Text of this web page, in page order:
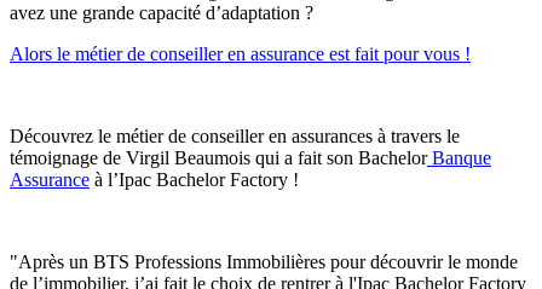
avez une grande capacité d’adaptation ?
Alors le métier de conseiller en assurance est fait pour vous !
Découvrez le métier de conseiller en assurances à travers le
témoignage de Virgil Beaumois qui a fait son BachelorBanque
Assurance à l’Ipac Bachelor Factory !
"Après un BTS Professions Immobilières pour découvrir le monde
de l’immobilier, j’ai fait le choix de rentrer à l'Ipac Bachelor Factory